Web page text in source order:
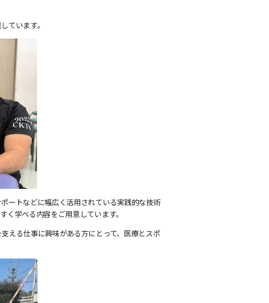
ています。
ートなどに幅広く活用されている実践的な技術
く学べる内容をご用意しています。
える仕事に興味がある方にとって、医療とスポ